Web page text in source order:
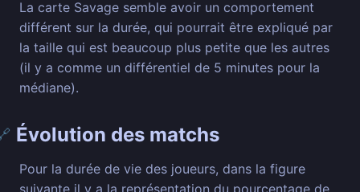
La carte Savage semble avoir un comportement
différent sur la durée, qui pourrait être expliqué par
la taille qui est beaucoup plus petite que les autres
(il y a comme un différentiel de 5 minutes pour la
médiane).
Évolution des matchs
Pour la durée de vie des joueurs, dans la figure
suivante il y a la représentation du pourcentage de